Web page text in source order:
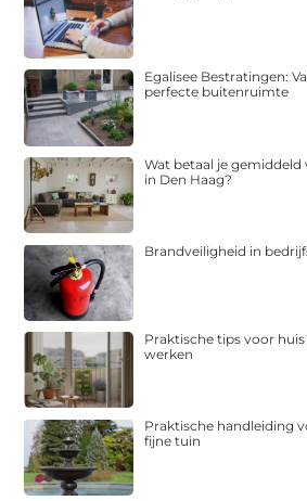
Egalisee Bestratingen:
perfecte buitenruimte
Wat betaal je
in Den Haag?
Brandveiligheid in
Praktische tips voor
werken
Praktische handleiding
fijne tuin